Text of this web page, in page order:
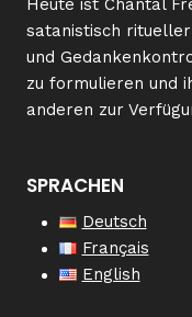
Heute ist Chantal
satanistisch
und
zu formulieren und
anderen zur
SPRACHEN
Deutsch
Français
English